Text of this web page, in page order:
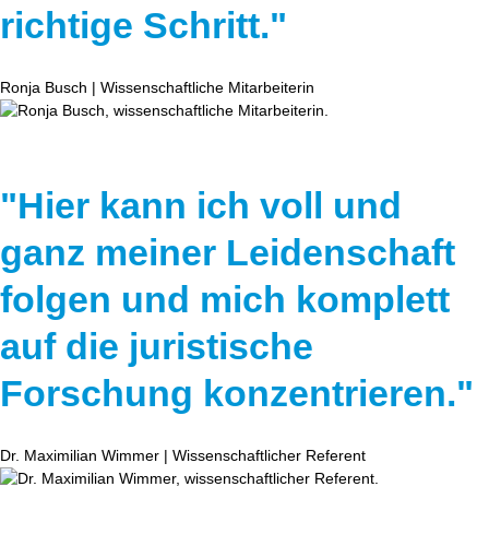
richtige Schritt."
Ronja Busch | Wissenschaftliche Mitarbeiterin
"Hier kann ich voll und
ganz meiner Leidenschaft
folgen und mich komplett
auf die juristische
Forschung konzentrieren."
Dr. Maximilian Wimmer | Wissenschaftlicher Referent